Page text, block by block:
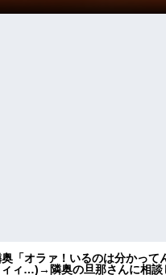
「オラァ！いるのは分かって
ィ…)→隣奥の旦那さんに相談